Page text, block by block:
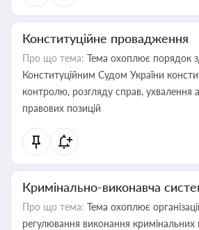
Конституційне провадження
Про що тема: Тема охоплює порядок
Конституційним Судом України
контролю, розгляду справ, ухвалення
правових позицій
Кримінально-виконавча
Про що тема: Тема охоплює
регулювання виконання кримінальних